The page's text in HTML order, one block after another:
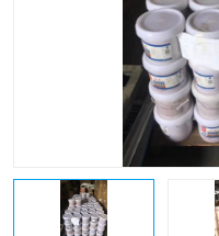
深圳国际物流公司
DHL国际快递电话
新能源电池出口物流